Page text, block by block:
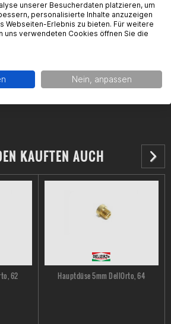
en/contacts/
KAUFTEN AUCH
62 Hauptdüse 5mm DellOrto, 64
unserer Besucherdaten platzieren, um
personalisierte Inhalte anzuzeigen
Webseiten-Erlebnis zu bieten. Für weitere
uns verwendeten Cookies öffnen Sie die
Nein, anpassen